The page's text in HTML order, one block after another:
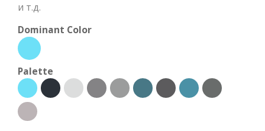
и т.д.
Dominant Color
Palette